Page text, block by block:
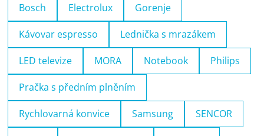
Bosch Electrolux Gorenje
Kávovar espresso Lednička s mrazákem
LED televize MORA Notebook Philips
Pračka s předním plněním
Rychlovarná konvice Samsung SENCOR